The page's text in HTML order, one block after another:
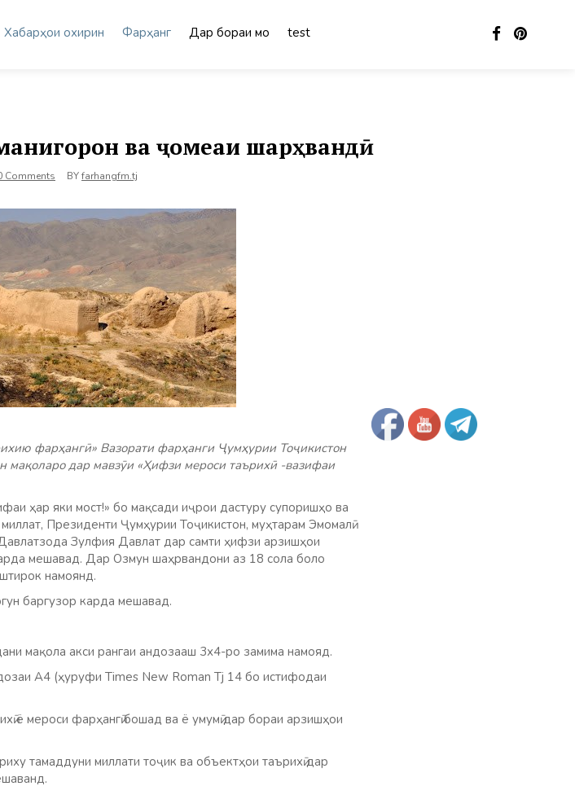
Хабарҳои охирин Фарҳанг Дар бораи мо test
ва ҷомеаи шарҳвандӣ
Comments BYfarhangfm.tj
фарҳангӣ» Вазорати фарҳанги Ҷумҳурии Тоҷикистон
мақоларо дар мавзӯи «Ҳифзи мероси таърихӣ -вазифаи
ҳар яки мост!» бо мақсади иҷрои дастуру супоришҳо ва
Президенти Ҷумҳурии Тоҷикистон, муҳтарам Эмомалӣ
Зулфия Давлат дар самти ҳифзи арзишҳои
мешавад. Дар Озмун шаҳрвандони аз 18 сола боло
намоянд.
баргузор карда мешавад.
мақола акси рангаи андозааш 3х4-ро замима намояд.
А4 (ҳуруфи Times New Roman Tj 14 бо истифодаи
ё мероси фарҳангӣ бошад ва ё умумӣ дар бораи арзишҳои
тамаддуни миллати тоҷик ва объектҳои таърихӣ дар